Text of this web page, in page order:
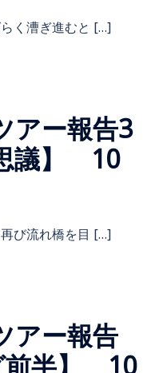
く漕ぎ進むと […]
ー報告3
議】 10
び流れ橋を目 […]
ー報告
半】 10